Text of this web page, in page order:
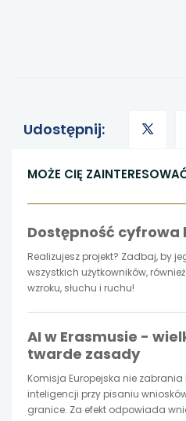
Udostępnij:
się
w
karcie
MOŻE CIĘ
Dostępność cyfrowa
Realizujesz projekt? Zadbaj, by
wszystkich użytkowników,
wzroku, słuchu i ruchu!
AI w Erasmusie -
twarde zasady
Komisja Europejska nie
inteligencji przy pisaniu
granice. Za efekt odpowiada